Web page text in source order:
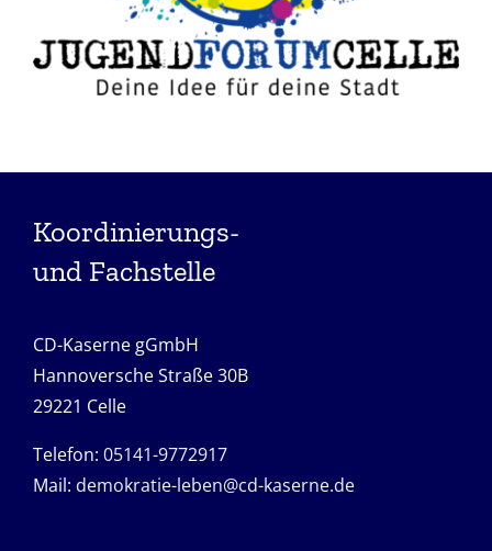
Koordinierungs-
und Fachstelle
CD-Kaserne gGmbH
Hannoversche Straße 30B
29221 Celle
Telefon: 05141-9772917
Mail: demokratie-leben@cd-kaserne.de